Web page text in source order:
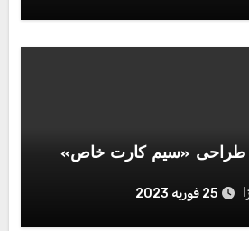
طراحی «سیم کارت خاص»
25 فوریه 2023